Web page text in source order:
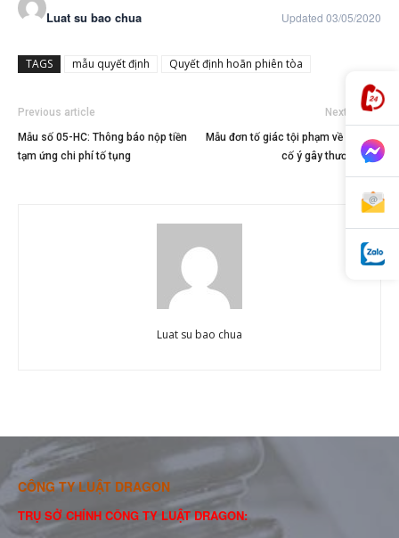
Luat su bao chua Updated 03/05/2020
TAGS mẫu quyết định Quyết định hoãn phiên tòa
Previous article
Mẫu số 05-HC: Thông báo nộp tiền
tạm ứng chi phí tố tụng
Next article
Mẫu đơn tố giác tội phạm về hành vi
cố ý gây thương tích
Luat su bao chua
CÔNG TY LUẬT DRAGON
TRỤ SỞ CHÍNH CÔNG TY LUẬT DRAGON: